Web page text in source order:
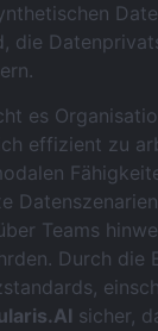
die
es
effizient zu
Teams
Durch die
sicher,